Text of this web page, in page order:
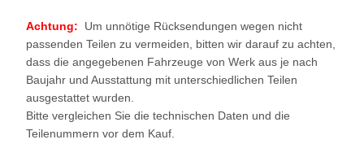
Achtung: Um unnötige Rücksendungen wegen nicht
passenden Teilen zu vermeiden, bitten wir darauf zu achten,
dass die angegebenen Fahrzeuge von Werk aus je nach
Baujahr und Ausstattung mit unterschiedlichen Teilen
ausgestattet wurden.
Bitte vergleichen Sie die technischen Daten und die
Teilenummern vor dem Kauf.